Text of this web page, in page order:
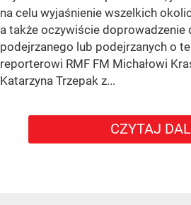
na celu wyjaśnienie wszelkich
a także oczywiście doprowadzenie
podejrzanego lub podejrzanych o
reporterowi RMF FM Michałowi
Katarzyna Trzepak z...
CZYTAJ